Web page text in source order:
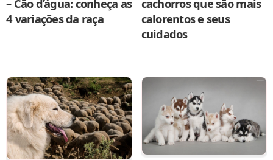
– Cão d’água: conheça as
4 variações da raça
cachorros que são mais
calorentos e seus
cuidados